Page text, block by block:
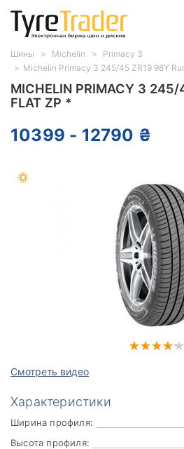
MICHELIN PRIMACY 3
FLAT ZP *
10399 - 12790 ₴
Смотреть видео
Характеристики
Ширина профиля:
Высота профиля:
Шины Michelin
Primacy 3
Michelin Primacy 3 245/45 ZR19 98Y